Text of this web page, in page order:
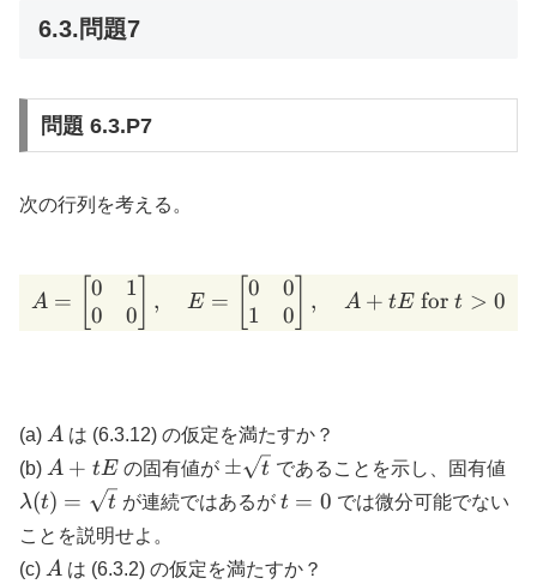
6.3.問題7
問題 6.3.P7
次の行列を考える。
A = \begin{bmatrix} 0
A =
0
0
1
0
, E =
0
1
0
0
, A + tE fort > 0
(a) A
A は (6.3.12) の仮定を満たすか？
(b) A
+
tE
A + tEの固有値が \pm
\sqrt{t}
± t であることを示し、固有値
=
λ(t) = t が連続ではあるが t
t = 0 では微分可能でない
ことを説明せよ。
(c) A
A は (6.3.2) の仮定を満たすか？